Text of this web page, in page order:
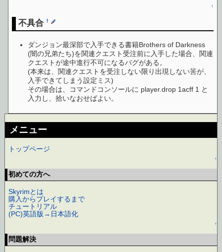
↑
不具合†
ダンジョン最深部で入手できる書籍Brothers of Darkness
(闇の兄弟たち)を関連クエスト受注前に入手した場合、関連
クエストが途中進行不可になるバグがある。
(本来は、関連クエストを受注しない限り出現しない筈が、
入手できてしまう設定ミス)
その場合は、コマンドコンソールに player.drop 1acff 1 と
入力し、拾いなおせばよい。
メニュー
トップページ
↑
初めての方へ
Skyrimとは
購入からプレイするまで
チュートリアル
(PC)英語版→日本語化
↑
問題解決